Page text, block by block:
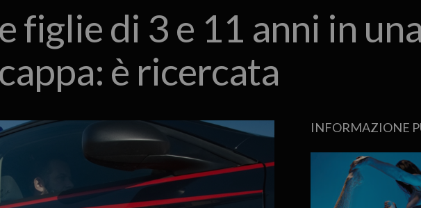
figlie di 3 e 11 anni in
è ricercata
INFORMAZIONE